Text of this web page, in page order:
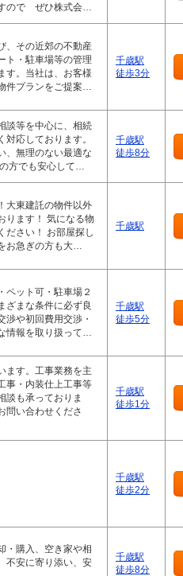
ので ぜひ株式会…
、その近郊の不動産
ト・駐車場等の管理
す。当社は、お客様
件プランをご提案…
千歳駅
徒歩3分
談等を中心に、相続
応しております。
、無理のない最適な
方でも安心して…
千歳駅
徒歩8分
大東建託の物件以外
ります！ 気になる物
ださい！ お部屋探し
お急ぎの方も大…
千歳駅
ペット可・駐車場２
ざまな条件に必ず良
渉や初回費用交渉・
情報を取り扱って…
千歳駅
徒歩5分
ます。工事業務を主
事・内装仕上工事等
談も承っておりま
問い合わせくださ
千歳駅
徒歩1分
千歳駅
徒歩2分
購入、空き家や相
不安に寄り添い、安
千歳駅
徒歩8分